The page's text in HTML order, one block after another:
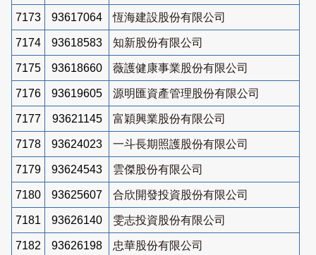
7173 93617064 恆海建設股份有限公司
7174 93618583 知新股份有限公司
7175 93618660 薇護健康事業股份有限公司
7176 93619605 源明匯資產管理股份有限公司
7177 93621145 富穎興業股份有限公司
7178 93624023 一斗長期照護股份有限公司
7179 93624543 雲傑股份有限公司
7180 93625607 合欣開發投資股份有限公司
7181 93626140 雯志投資股份有限公司
7182 93626198 忠華股份有限公司